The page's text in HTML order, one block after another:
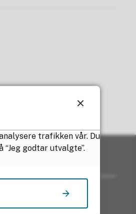
trafikken vår. Du
godtar utvalgte”.